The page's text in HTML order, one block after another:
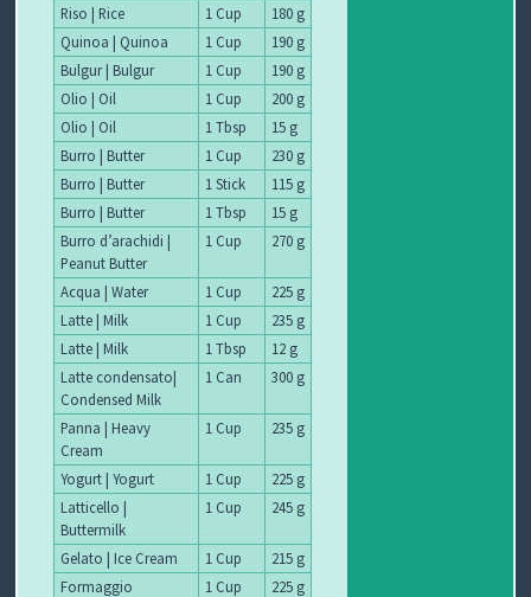
Riso | Rice 1 Cup
180 g
Quinoa | Quinoa
1 Cup
190 g
Bulgur | Bulgur
1 Cup
190 g
Olio | Oil
1 Cup
200 g
Olio | Oil
1 Tbsp
15 g
Burro | Butter
1 Cup
230 g
Burro | Butter
1 Stick
115 g
Burro | Butter
1 Tbsp
15 g
Burro d’arachidi |
Peanut Butter
1 Cup 270 g
Acqua | Water 1 Cup
225 g
Latte | Milk
1 Cup
235 g
Latte | Milk
1 Tbsp
12 g
Latte condensato|
Condensed Milk
1 Can 300 g
Panna | Heavy
Cream
1 Cup 235 g
Yogurt | Yogurt 1 Cup
225 g
Latticello |
Buttermilk
1 Cup 245 g
Gelato | Ice Cream 1 Cup
215 g
Formaggio
1 Cup 225 g